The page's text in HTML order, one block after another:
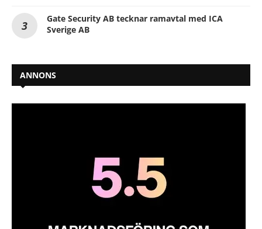
Gate Security AB tecknar ramavtal med ICA
Sverige AB
ANNONS